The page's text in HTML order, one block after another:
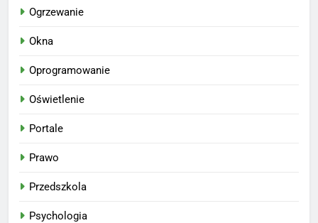
Ogrzewanie
Okna
Oprogramowanie
Oświetlenie
Portale
Prawo
Przedszkola
Psychologia